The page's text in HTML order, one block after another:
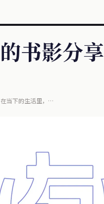
书影分享
当下的生活里，